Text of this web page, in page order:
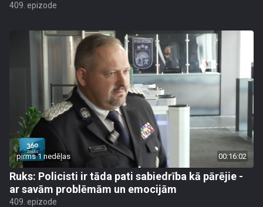
409. epizode
pirms 1 nedēļas 00:16:02
Ruks: Policisti ir tāda pati sabiedrība kā pārējie -
ar savām problēmām un emocijām
409. epizode